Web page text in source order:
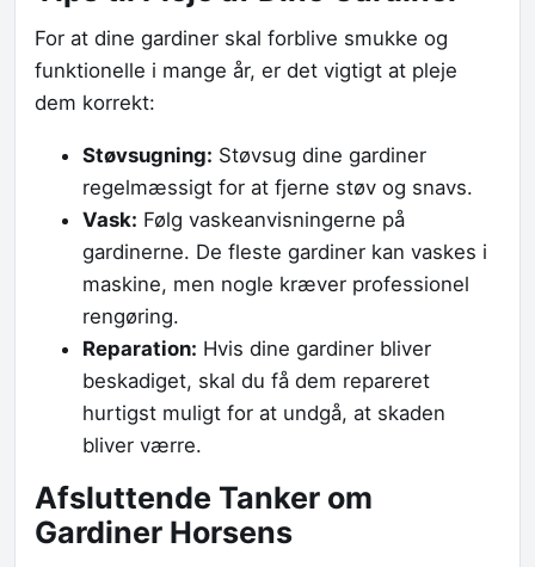
For at dine gardiner skal forblive smukke og
funktionelle i mange år, er det vigtigt at pleje
dem korrekt:
Støvsugning: Støvsug dine gardiner
regelmæssigt for at fjerne støv og snavs.
Vask: Følg vaskeanvisningerne på
gardinerne. De fleste gardiner kan vaskes i
maskine, men nogle kræver professionel
rengøring.
Reparation: Hvis dine gardiner bliver
beskadiget, skal du få dem repareret
hurtigst muligt for at undgå, at skaden
bliver værre.
Afsluttende Tanker om
Gardiner Horsens